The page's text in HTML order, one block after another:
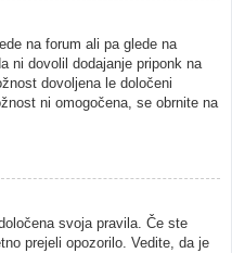
na forum ali pa glede na
ni dovolil dodajanje priponk na
dovoljena le določeni
ni omogočena, se obrnite na
svoja pravila. Če ste
prejeli opozorilo. Vedite, da je